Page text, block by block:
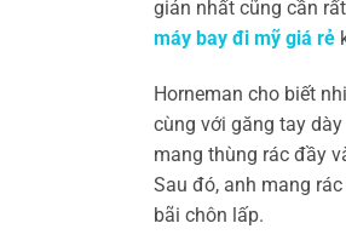
giản nhất cũng cần
máy bay đi mỹ giá rẻ
Horneman cho biết
cùng với găng tay
mang thùng rác đầy
Sau đó, anh mang
bãi chôn lấp.